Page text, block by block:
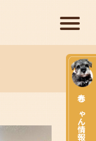
赤ちゃん情報